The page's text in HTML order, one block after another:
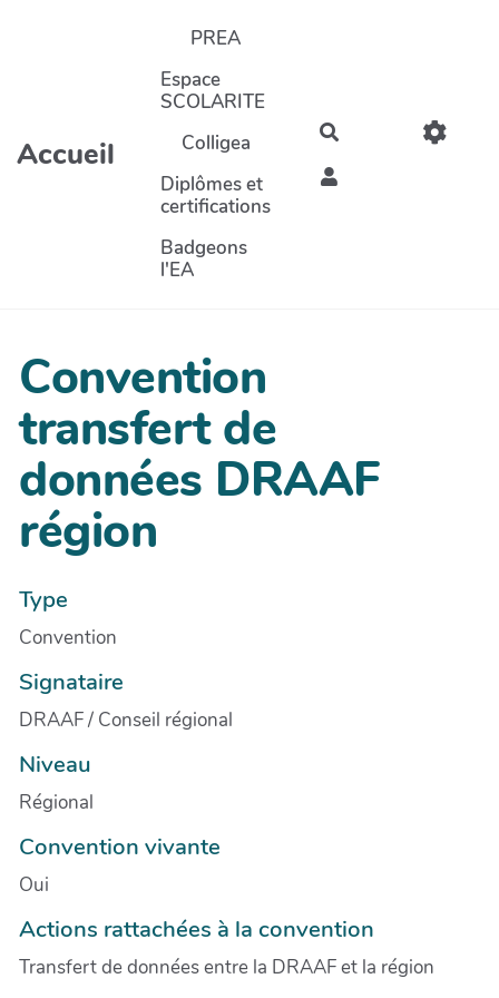
Aller au contenu principal
Accueil
PREA
Espace
SCOLARITE
Colligea
Diplômes et
certifications
Badgeons
l'EA
Rechercher
Convention
transfert de
données DRAAF
région
Type
Convention
Signataire
DRAAF / Conseil régional
Niveau
Régional
Convention vivante
Oui
Actions rattachées à la convention
Transfert de données entre la DRAAF et la région